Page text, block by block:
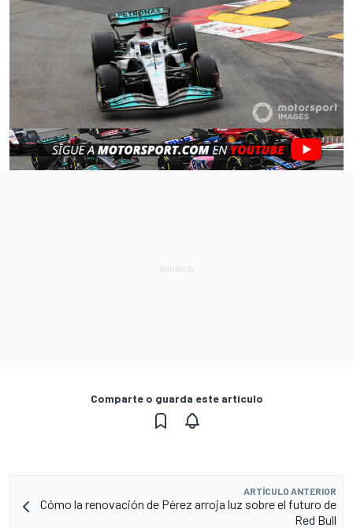
Comparte o guarda este artículo
ARTÍCULO ANTERIOR
Cómo la renovación de Pérez arroja luz sobre el futuro de
Red Bull